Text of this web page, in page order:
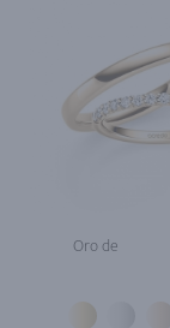
Oro de